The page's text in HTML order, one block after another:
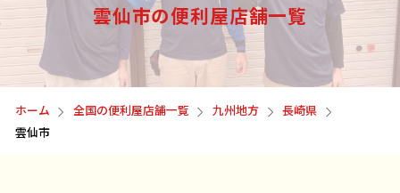
雲仙市の便利屋店舗一覧
ホーム 全国の便利屋店舗一覧 九州地方
長崎県
雲仙市